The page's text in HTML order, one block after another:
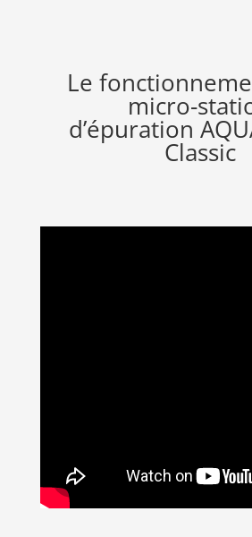
Le
micro-
d’épuration
Classic